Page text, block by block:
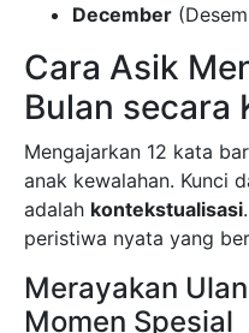
December
Cara Asik
Bulan secara
Mengajarkan 12 kata
anak kewalahan. Kunci
adalah kontekstualisasi
peristiwa nyata yang
Merayakan
Momen Spesial